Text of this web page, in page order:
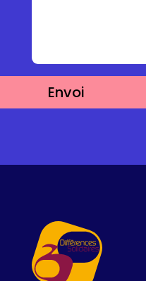
Envoi
Alternative: